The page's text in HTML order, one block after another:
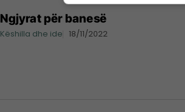
Ngjyrat për banesë
Këshilla dhe ide 18/11/2022